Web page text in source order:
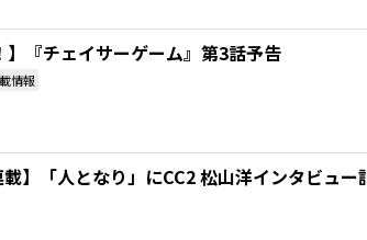
】『チェイサーゲーム』第3話予告
情報
】「人となり」にCC2 松山洋インタビュー